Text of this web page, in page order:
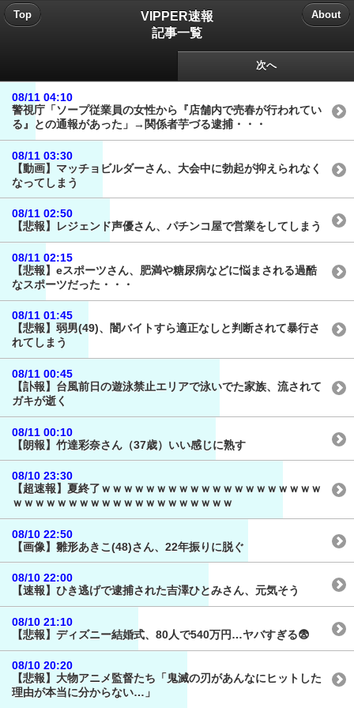
Top
VIPPER速報
記事一覧
About
次へ
08/11 04:10
警視庁「ソープ従業員の女性から『店舗内で売春が行われてい
る』との通報があった」→関係者芋づる逮捕・・・
08/11 03:30
【動画】マッチョビルダーさん、大会中に勃起が抑えられなく
なってしまう
08/11 02:50
【悲報】レジェンド声優さん、パチンコ屋で営業をしてしまう
08/11 02:15
【悲報】eスポーツさん、肥満や糖尿病などに悩まされる過酷
なスポーツだった・・・
08/11 01:45
【悲報】弱男(49)、闇バイトすら適正なしと判断されて暴行さ
れてしまう
08/11 00:45
【訃報】台風前日の遊泳禁止エリアで泳いでた家族、流されて
ガキが逝く
08/11 00:10
【朗報】竹達彩奈さん（37歳）いい感じに熟す
08/10 23:30
【超速報】夏終了ｗｗｗｗｗｗｗｗｗｗｗｗｗｗｗｗｗｗｗｗ
ｗｗｗｗｗｗｗｗｗｗｗｗｗｗｗｗｗｗｗｗ
08/10 22:50
【画像】雛形あきこ(48)さん、22年振りに脱ぐ
08/10 22:00
【速報】ひき逃げで逮捕された吉澤ひとみさん、元気そう
08/10 21:10
【悲報】ディズニー結婚式、80人で540万円…ヤバすぎる😨
08/10 20:20
【悲報】大物アニメ監督たち「鬼滅の刃があんなにヒットした
理由が本当に分からない…」